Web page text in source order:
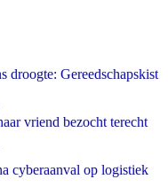
droogte: Gereedschapskist
vriend bezocht terecht
cyberaanval op logistiek